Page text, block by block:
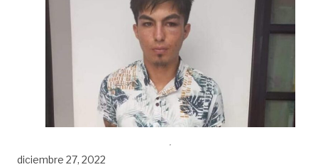
diciembre 27, 2022